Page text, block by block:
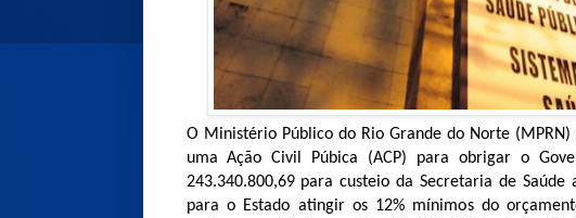
O Ministério Público do Rio Grande do Norte
uma Ação Civil Púbica (ACP) para obrigar o
243.340.800,69 para custeio da Secretaria de
para o Estado atingir os 12% mínimos do